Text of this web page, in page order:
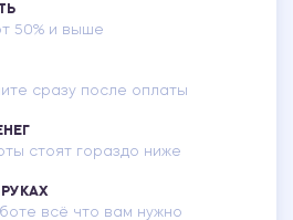
50% и выше
сразу после оплаты
стоят гораздо ниже
всё что вам нужно